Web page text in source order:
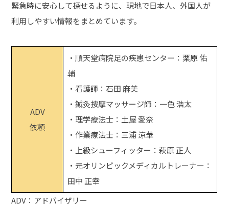
緊急時に安心して探せるように、現地で日本人、外国人が
利用しやすい情報をまとめています。
ADV
依頼
・順天堂病院足の疾患センター：栗原 佑
輔
・看護師：石田 麻美
・鍼灸按摩マッサージ師：一色 浩太
・理学療法士：土屋 愛奈
・作業療法士：三浦 涼華
・上級シューフィッター：萩原 正人
・元オリンピックメディカルトレーナー：
田中 正幸
ADV：アドバイザリー